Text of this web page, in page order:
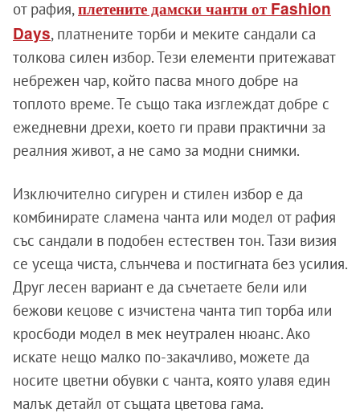
от рафия,плетените дамски чанти от Fashion
Days, платнените торби и меките сандали са
толкова силен избор. Тези елементи притежават
небрежен чар, който пасва много добре на
топлото време. Те също така изглеждат добре с
ежедневни дрехи, което ги прави практични за
реалния живот, а не само за модни снимки.
Изключително сигурен и стилен избор е да
комбинирате сламена чанта или модел от рафия
със сандали в подобен естествен тон. Тази визия
се усеща чиста, слънчева и постигната без усилия.
Друг лесен вариант е да съчетаете бели или
бежови кецове с изчистена чанта тип торба или
кросбоди модел в мек неутрален нюанс. Ако
искате нещо малко по-закачливо, можете да
носите цветни обувки с чанта, която улавя един
малък детайл от същата цветова гама.